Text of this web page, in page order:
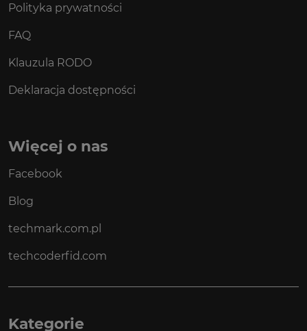
Polityka prywatności
FAQ
Klauzula RODO
Deklaracja dostępności
Więcej o nas
Facebook
Blog
techmark.com.pl
techcoderfid.com
Kategorie